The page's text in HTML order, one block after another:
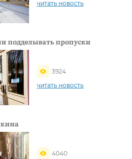
читать новость
подделывать пропуски
3924
читать новость
4040